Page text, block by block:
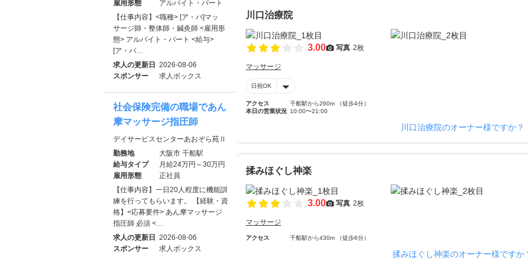
川口治療院
3.00 写真 2枚
マッサージ
日祝OK
アクセス
千船駅から260m （徒歩4分）
本日の営業状況 10:00〜21:00
川口治療院のオーナー様ですか？
揉みほぐし神楽
3.00 写真 2枚
マッサージ
アクセス 千船駅から430m （徒歩6分）
揉みほぐし神楽のオーナー様ですか
雇用形態
アルバイト・パート
【仕事内容】<職種> [ア・パ]マッ
サージ師・整体師・鍼灸師 <雇用形
態> アルバイト・パート <給与>
[ア・パ…
求人の更新日 2026-08-06
スポンサー
求人ボックス
社会保険完備の職場であん
摩マッサージ指圧師
デイサービスセンターあおぞら苑Ⅱ
勤務地
大阪市 千船駅
給与タイプ
月給24万円～30万円
雇用形態
正社員
【仕事内容】一日20人程度に機能訓
練を行ってもらいます。 【経験・資
格】<応募要件> あん摩マッサージ
指圧師 必須 <…
求人の更新日 2026-08-06
スポンサー
求人ボックス